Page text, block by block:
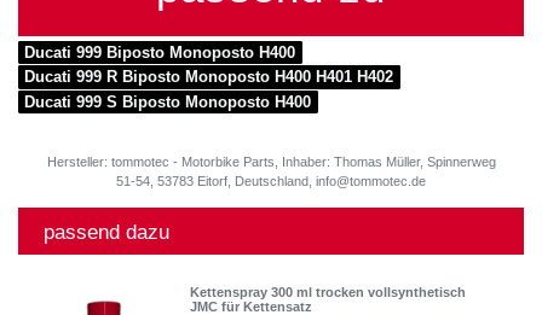
Ducati 999 Biposto Monoposto H400
Ducati 999 R Biposto Monoposto H400 H401 H402
Ducati 999 S Biposto Monoposto H400
Hersteller: tommotec - Motorbike Parts, Inhaber: Thomas Müller, Spinnerweg
51-54, 53783 Eitorf, Deutschland, info@tommotec.de
passend dazu
Kettenspray 300 ml trocken vollsynthetisch
JMC für Kettensatz